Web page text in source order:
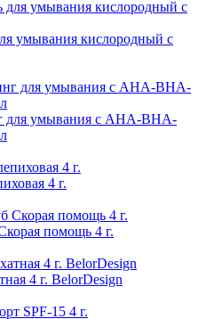
умывания кислородный с
для умывания с АНА-ВНА-
4 г.
помощь 4 г.
4 г. BelorDesign